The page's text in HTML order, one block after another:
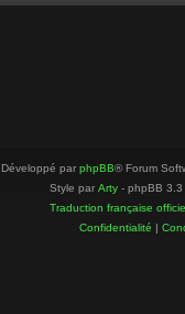
Développé par phpBB® Forum
Style par Arty - phpBB 3.3
Traduction française
Confidentialité |